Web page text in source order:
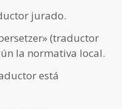
jurado.
(traductor
la normativa local.
está